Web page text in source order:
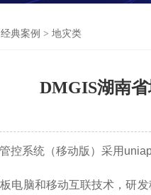
经典案例 > 地灾类
DMGIS湖南
系统（移动版）采用
脑和移动互联技术，研发